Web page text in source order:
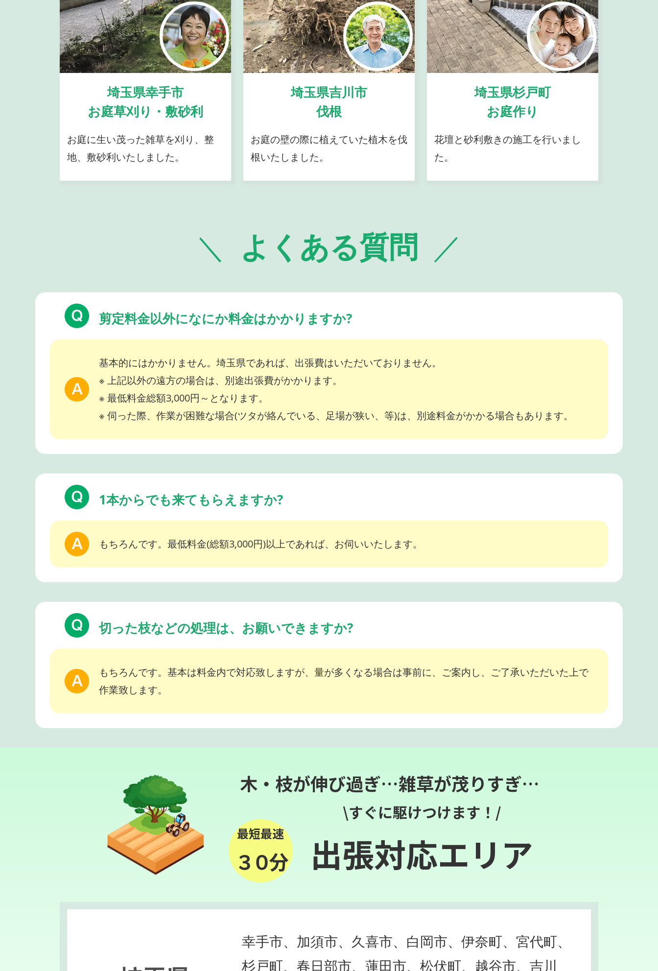
埼玉県幸手市
お庭草刈り・敷砂利
お庭に生い茂った雑草を刈り、整
地、敷砂利いたしました。
埼玉県吉川市
伐根
お庭の壁の際に植えていた植木を伐
根いたしました。
埼玉県杉戸町
お庭作り
花壇と砂利敷きの施工を行いまし
た。
よくある質問
剪定料金以外になにか料金はかかりますか?
基本的にはかかりません。埼玉県であれば、出張費はいただいておりません。
※ 上記以外の遠方の場合は、別途出張費がかかります。
※ 最低料金総額3,000円～となります。
※ 伺った際、作業が困難な場合(ツタが絡んでいる、足場が狭い、等)は、別途料金がかかる場合もあります。
1本からでも来てもらえますか?
もちろんです。最低料金(総額3,000円)以上であれば、お伺いいたします。
切った枝などの処理は、お願いできますか?
もちろんです。基本は料金内で対応致しますが、量が多くなる場合は事前に、ご案内し、ご了承いただいた上で
作業致します。
木・枝が伸び過ぎ…雑草が茂りすぎ…
最短最速
３０分
\すぐに駆けつけます！/
出張対応エリア
幸手市、加須市、久喜市、白岡市、伊奈町、宮代町、
杉戸町、春日部市、蓮田市、松伏町、越谷市、吉川